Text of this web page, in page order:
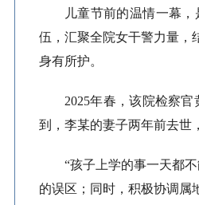
儿童节前的温情一幕
伍，汇聚全院女干警力量，
身有所护。
2025年春，该院检察
到，李某的妻子两年前去世
“孩子上学的事一天都
的误区；同时，积极协调属